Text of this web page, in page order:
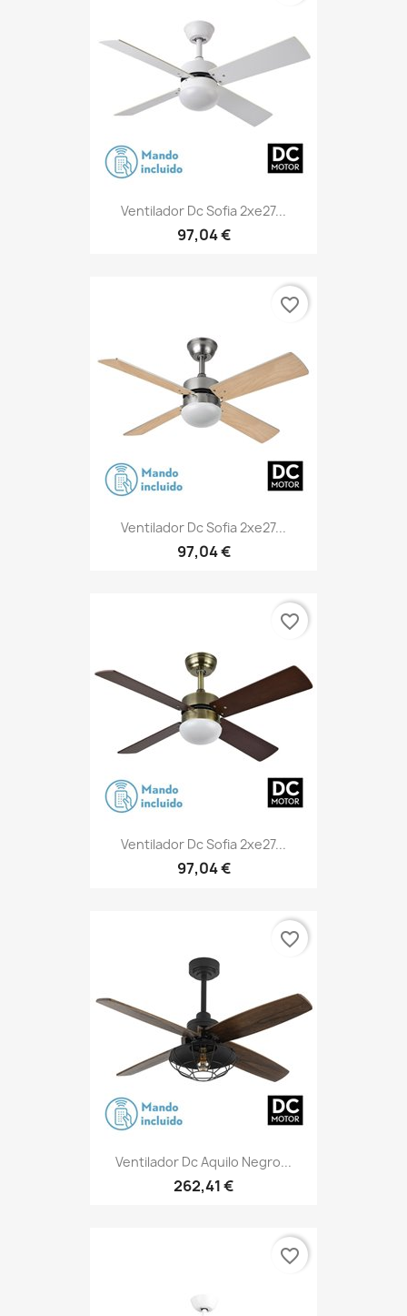
Ventilador Dc Sofia 2xe27...
97,04 €
Ventilador Dc Sofia 2xe27...
97,04 €
favorite_border
Ventilador Dc Sofia 2xe27...
97,04 €
favorite_border
Ventilador Dc Aquilo Negro...
262,41 €
favorite_border
favorite_border